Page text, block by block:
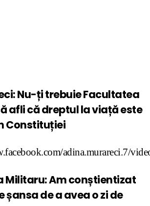
Nu-ți trebuie Facultatea
afli că dreptul la viață este
Constituției
adina.murareci.7/
Militaru: Am conștientizat
șansa de a avea o zi de